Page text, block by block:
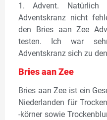
1. Advent.
Adventskranz nicht
den Bries aan Zee
testen. Ich war
Adventskranz sich zu
Bries aan Zee
Bries aan Zee ist ein
Niederlanden für
-körner sowie